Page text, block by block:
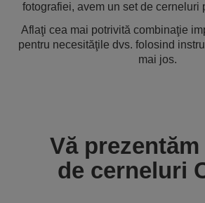
fotografiei, avem un set de cerneluri
Aflaţi cea mai potrivită combinaţie
pentru necesităţile dvs. folosind
mai jos.
Vă prezentăm
de cerneluri